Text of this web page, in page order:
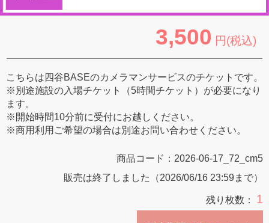
3,500 円(税込)
こちらは四谷BASEのカメラマンサービスのチケットです。
※別途施設の入場チケット（5時間チケット）が必要になり
ます。
※開始時間10分前に受付にお越しください。
※商用利用ご希望の場合は別途お問い合わせください。
商品コード： 2026-06-17_72_cm5
販売は終了しました（2026/06/16 23:59まで）
残り枚数： 1